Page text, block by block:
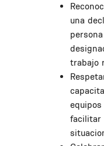
una
trabajo
facilitar